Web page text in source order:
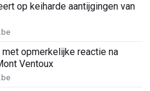
op keiharde aantijgingen van
opmerkelijke reactie na
Ventoux